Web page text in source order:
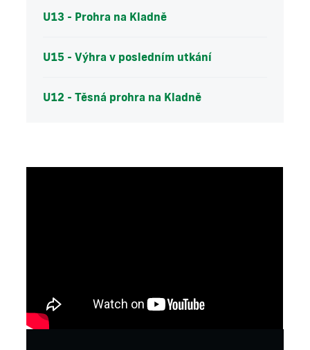
U13 - Prohra na Kladně
U15 - Výhra v posledním utkání
U12 - Těsná prohra na Kladně